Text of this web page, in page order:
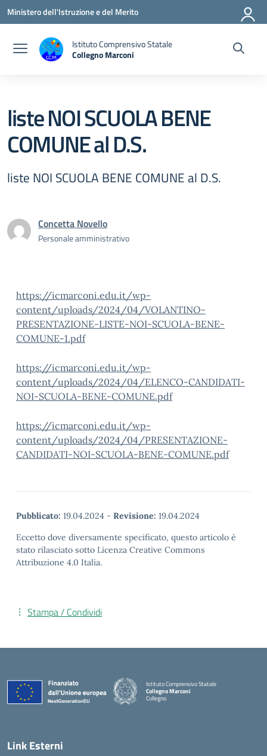
Vai ai contenuti
Vai al menu di navigazione
Vai al footer
Ministero dell'Istruzione e del Merito
Istituto Comprensivo Statale
Collegno Marconi
liste NOI SCUOLA BENE
COMUNE al D.S.
liste NOI SCUOLA BENE COMUNE al D.S.
Concetta Novello
Personale amministrativo
https://icmarconi.edu.it/wp-
content/uploads/2024/04/VOLANTINO-
PRESENTAZIONE-LISTE-NOI-SCUOLA-BENE-
COMUNE-1.pdf
https://icmarconi.edu.it/wp-
content/uploads/2024/04/ELENCO-CANDIDATI-
NOI-SCUOLA-BENE-COMUNE.pdf
https://icmarconi.edu.it/wp-
content/uploads/2024/04/PRESENTAZIONE-
CANDIDATI-NOI-SCUOLA-BENE-COMUNE.pdf
Pubblicato: 19.04.2024 - Revisione: 19.04.2024
Eccetto dove diversamente specificato, questo articolo è
stato rilasciato sotto Licenza Creative Commons
Attribuzione 4.0 Italia.
Stampa / Condividi
Istituto Comprensivo Statale
Collegno Marconi
Collegno
Link Esterni